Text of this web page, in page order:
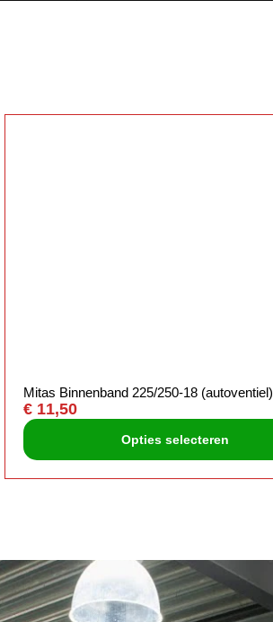
Mitas Binnenband 225/250-18 (autoventiel)
€ 11,50
Opties selecteren